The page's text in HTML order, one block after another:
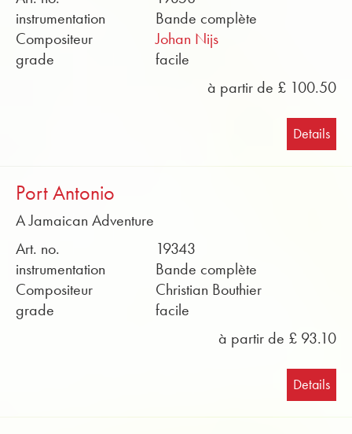
instrumentation
Bande complète
Compositeur
Johan Nijs
grade
facile
à partir de £ 100.50
Details
Port Antonio
A Jamaican Adventure
Art. no.
19343
instrumentation
Bande complète
Compositeur
Christian Bouthier
grade
facile
à partir de £ 93.10
Details